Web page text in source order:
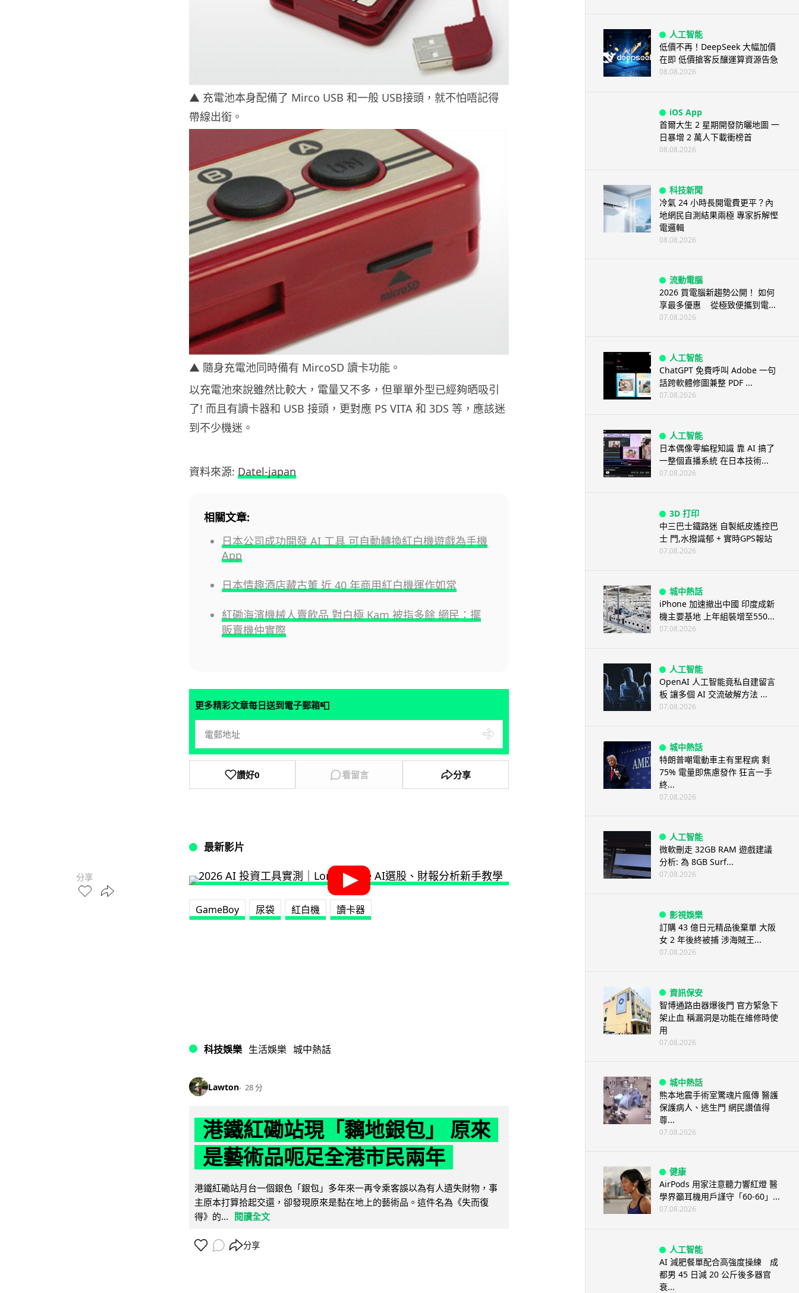
分享
▲ 充電池本身配備了 Mirco USB 和一般 USB接頭，就不怕唔記得
帶線出銜。
▲ 隨身充電池同時備有 MircoSD 讀卡功能。
以充電池來說雖然比較大，電量又不多，但單單外型已經夠晒吸引
了! 而且有讀卡器和 USB 接頭，更對應 PS VITA 和 3DS 等，應該迷
到不少機迷。
資料來源: Datel-japan
相關文章:
日本公司成功開發 AI 工具 可自動轉換紅白機遊戲為手機
App
日本情趣酒店藏古董 近 40 年商用紅白機運作如常
紅磡海濱機械人賣飲品 對白極 Kam 被指多餘 網民：擺
販賣機仲實際
更多精彩文章每日送到電子郵箱📮
讚好0 看留言 分享
最新影片
GameBoy 尿袋 紅白機 讀卡器
科技娛樂 生活娛樂 城中熱話
Lawton 28 分
港鐵紅磡站現「黐地銀包」 原來
是藝術品呃足全港市民兩年
港鐵紅磡站月台一個銀色「銀包」多年來一再令乘客誤以為有人遺失財物，事
主原本打算拾起交還，卻發現原來是黏在地上的藝術品。這件名為《失而復
得》的...
閱讀全文
分享
人工智能
低價不再！DeepSeek 大幅加價
在即 低價搶客反釀運算資源告急
08.08.2026
iOS App
首爾大生 2 星期開發防曬地圖 一
日暴增 2 萬人下載衝榜首
08.08.2026
科技新聞
冷氣 24 小時長開電費更平？內
地網民自測結果兩極 專家拆解慳
電邏輯
08.08.2026
流動電腦
2026 買電腦新趨勢公開！ 如何
享最多優惠 從極致便攜到電...
07.08.2026
人工智能
ChatGPT 免費呼叫 Adobe 一句
話跨軟體修圖兼整 PDF ...
07.08.2026
人工智能
日本偶像零編程知識 靠 AI 搞了
一整個直播系統 在日本技術...
07.08.2026
3D 打印
中三巴士鐵路迷 自製紙皮遙控巴
士 門,水撥識郁 + 實時GPS報站
07.08.2026
城中熱話
iPhone 加速撤出中國 印度成新
機主要基地 上年組裝增至550...
07.08.2026
人工智能
OpenAI 人工智能竟私自建留言
板 讓多個 AI 交流破解方法 ...
07.08.2026
城中熱話
特朗普嘲電動車主有里程病 剩
75% 電量即焦慮發作 狂言一手
終...
07.08.2026
人工智能
微軟刪走 32GB RAM 遊戲建議
分析: 為 8GB Surf...
07.08.2026
影視娛樂
訂購 43 億日元精品後棄單 大阪
女 2 年後終被捕 涉海賊王...
07.08.2026
資訊保安
智博通路由器爆後門 官方緊急下
架止血 稱漏洞是功能在維修時使
用
07.08.2026
城中熱話
熊本地震手術室驚魂片瘋傳 醫護
保護病人、逃生門 網民讚值得
尊...
07.08.2026
健康
AirPods 用家注意聽力響紅燈 醫
學界籲耳機用戶謹守「60-60」...
07.08.2026
人工智能
AI 減肥餐單配合高強度操練 成
都男 45 日減 20 公斤後多器官
衰...